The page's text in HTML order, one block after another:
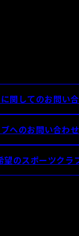
関してのお問い
へのお問い合わせ
望のスポーツクラ